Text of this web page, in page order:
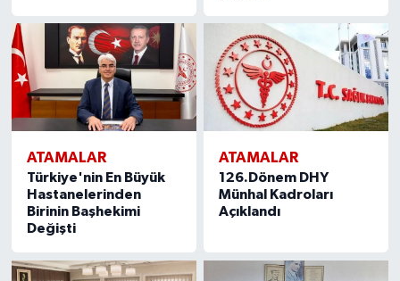
ATAMALAR
Türkiye'nin En Büyük
Hastanelerinden
Birinin Başhekimi
Değişti
ATAMALAR
126.Dönem DHY
Münhal Kadroları
Açıklandı